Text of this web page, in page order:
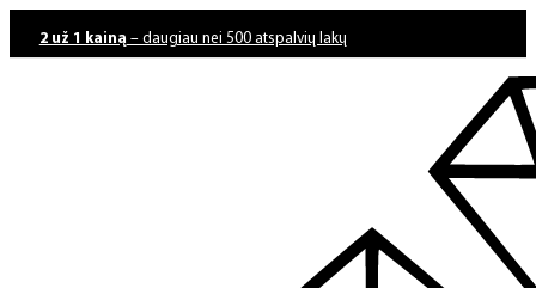
2 už 1 kainą – daugiau nei 500 atspalvių lakų